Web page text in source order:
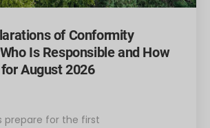
of Conformity
Is Responsible and How
August 2026
prepare for the first